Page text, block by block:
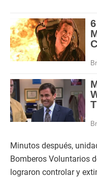
Minutos después,
Bomberos Voluntarios
lograron controlar y